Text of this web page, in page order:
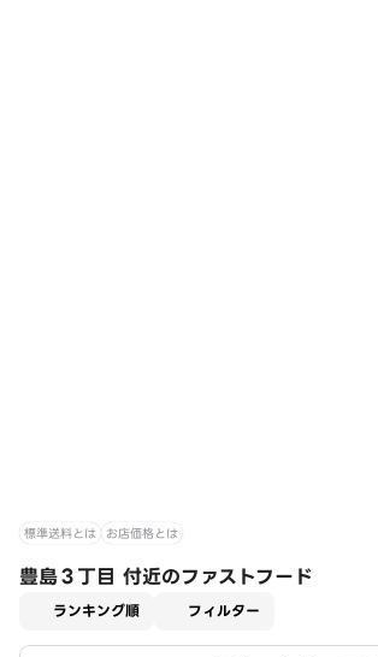
標準送料とは お店価格とは
豊島３丁目 付近のファストフード
ランキング順 フィルター